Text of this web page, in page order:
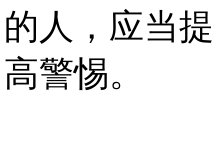
的人，应当提
高警惕。